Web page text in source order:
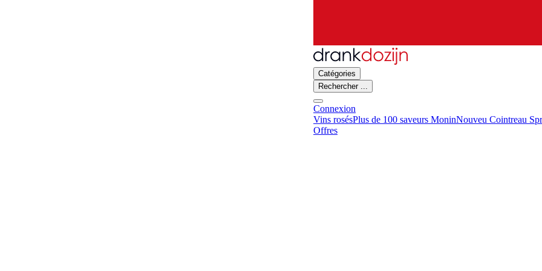
Catégories
Rechercher ...
Connexion
Vins rosésPlus de 100 saveurs MoninNouveu Cointreau
Offres